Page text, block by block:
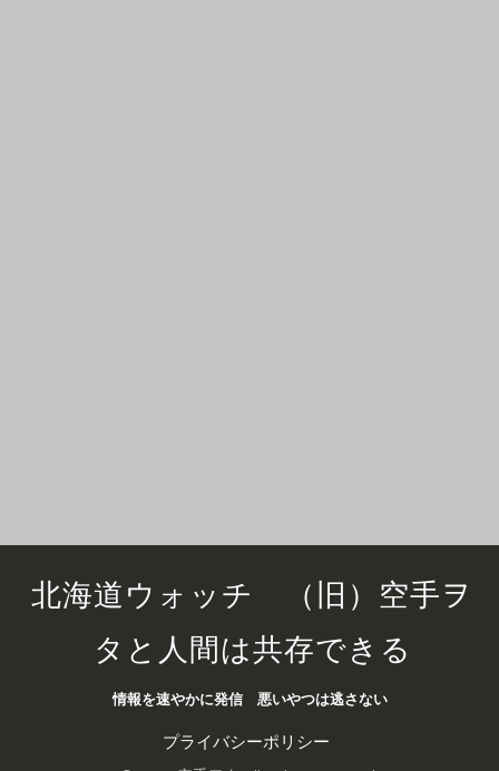
北海道ウォッチ （旧）空手ヲ
タと人間は共存できる
情報を速やかに発信 悪いやつは逃さない
プライバシーポリシー